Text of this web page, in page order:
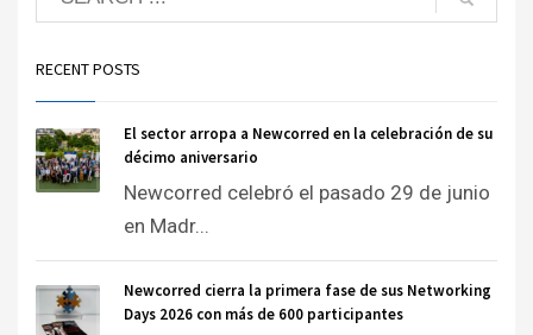
RECENT POSTS
El sector arropa a Newcorred en la celebración de su
décimo aniversario
Newcorred celebró el pasado 29 de junio
en Madr...
Newcorred cierra la primera fase de sus Networking
Days 2026 con más de 600 participantes